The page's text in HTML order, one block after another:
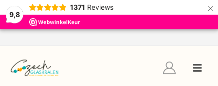
9,8
1371 Reviews ×